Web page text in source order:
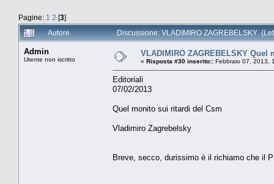
Pagine: 1 2 [3]
Autore
Discussione: VLADIMIRO ZAGREBELSKY
Admin
Utente non iscritto
VLADIMIRO ZAGREBELSKY
« Risposta #30 inserito:: Febbraio 07, 2013,
Editoriali
07/02/2013
Quel monito sui ritardi del Csm
Vladimiro Zagrebelsky
Breve, secco, durissimo è il richiamo che il